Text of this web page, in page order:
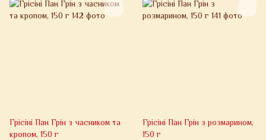
Грісіні Пан Грін з часником та
кропом, 150 г
Грісіні Пан Грін з розмарином,
150 г